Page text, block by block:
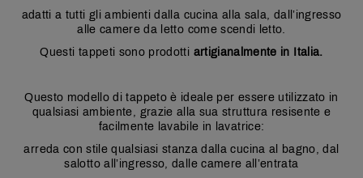
adatti a tutti gli ambienti dalla cucina alla sala, dall’ingresso
alle camere da letto come scendi letto.
Questi tappeti sono prodotti artigianalmente in Italia.
Questo modello di tappeto è ideale per essere utilizzato in
qualsiasi ambiente, grazie alla sua struttura resisente e
facilmente lavabile in lavatrice:
arreda con stile qualsiasi stanza dalla cucina al bagno, dal
salotto all’ingresso, dalle camere all’entrata